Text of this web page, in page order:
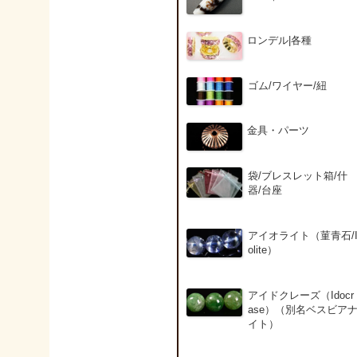
ロンデル|各種
ゴム/ワイヤー/紐
金具・パーツ
袋/ブレスレット箱/什
器/台座
アイオライト（菫青石/
olite）
アイドクレーズ（Idocr
ase）（別名ベスビア
イト）